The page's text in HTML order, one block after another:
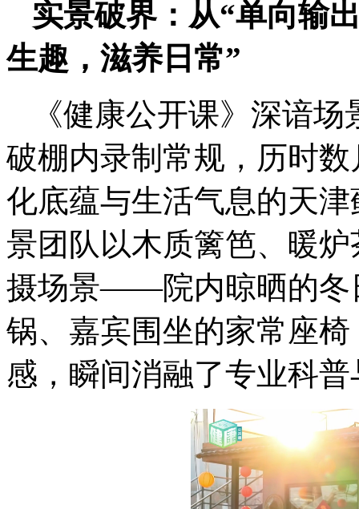
实景破界：从“单向输
生趣，滋养日常”
《健康公开课》深谙
破棚内录制常规，历时
化底蕴与生活气息的天
景团队以木质篱笆、暖
摄场景——院内晾晒的冬
锅、嘉宾围坐的家常座
感，瞬间消融了专业科